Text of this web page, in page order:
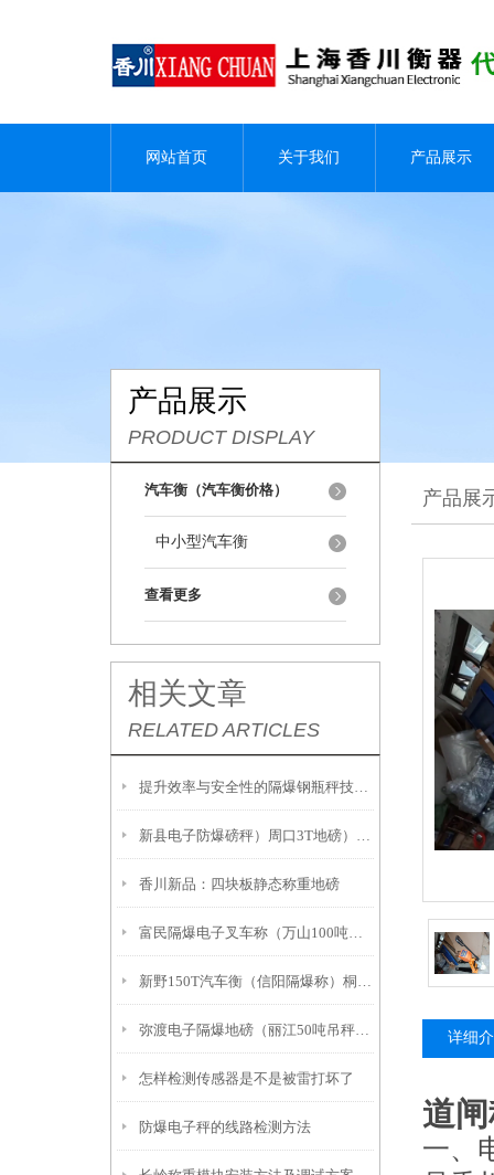
网站首页 关于我们 产品展示
产品展示
PRODUCT DISPLAY
汽车衡（汽车衡价格）
中小型汽车衡
查看更多
相关文章
RELATED ARTICLES
提升效率与安全性的隔爆钢瓶秤技术解析
新县电子防爆磅秤）周口3T地磅）息县隔爆桌秤注意事項:
香川新品：四块板静态称重地磅
富民隔爆电子叉车称（万山100吨吊秤）册亨2吨地磅
新野150T汽车衡（信阳隔爆称）桐柏20吨汽车衡故障维修解决方案：
弥渡电子隔爆地磅（丽江50吨吊秤）福贡10吨汽车衡）红塔挂钩称
怎样检测传感器是不是被雷打坏了
防爆电子秤的线路检测方法
产品展
详细
道
一、